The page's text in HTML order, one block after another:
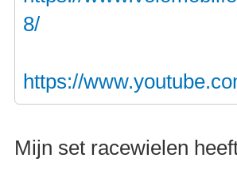
8/
https://
Mijn set racewielen